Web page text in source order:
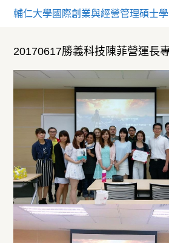
輔仁大學國際創業與經營管理碩士
20170617勝義科技陳菲營運長